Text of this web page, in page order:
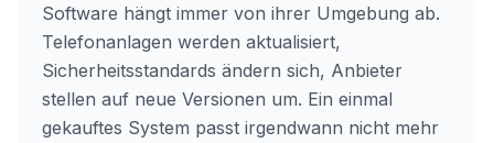
Software hängt immer von ihrer Umgebung ab.
Telefonanlagen werden aktualisiert,
Sicherheitsstandards ändern sich, Anbieter
stellen auf neue Versionen um. Ein einmal
gekauftes System passt irgendwann nicht mehr